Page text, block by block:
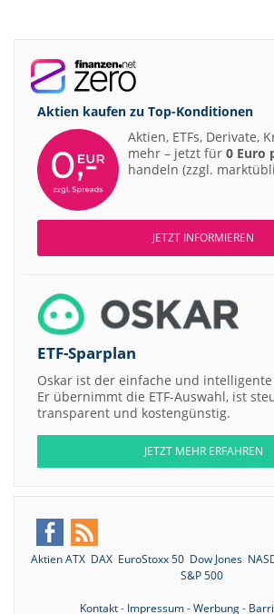
Aktien kaufen zu Top-Konditionen
Aktien, ETFs, Derivate,
mehr – jetzt für 0 Euro
handeln (zzgl.
JETZT INFORMIEREN
ETF-Sparplan
Oskar ist der einfache und intelligente
Er übernimmt die ETF-Auswahl, ist
transparent und kostengünstig.
JETZT MEHR ERFAHREN
Aktien ATX DAX EuroStoxx 50 Dow Jones
S&P 500
Kontakt- Impressum-Werbung-